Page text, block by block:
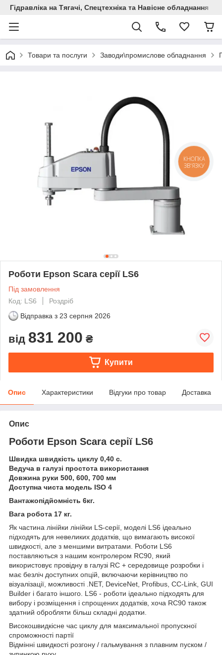
Гідравліка на Тягачі, Спецтехніка та Навісне обладнання
Товари та послуги Заводи\промислове обладнання
Роботи Epson Scara серії LS6
Під замовлення
Код: LS6
Роздріб
Відправка з 23 серпня 2026
від 831 200 ₴
Купити
Опис Характеристики Відгуки про товар Доставка
Опис
Роботи Epson Scara серії LS6
Швидка швидкість циклу 0,40 с.
Ведуча в галузі простота використання
Довжина руки 500, 600, 700 мм
Доступна чиста модель ISO 4
Вантажопідйомність 6кг.
Вага робота 17 кг.
Як частина лінійки лінійки LS-серії, моделі LS6 ідеально
підходять для невеликих додатків, що вимагають високої
швидкості, але з меншими витратами. Роботи LS6
поставляються з нашим контролером RC90, який
використовує провідну в галузі RC + середовище розробки і
має безліч доступних опцій, включаючи керівництво по
візуалізації, можливості .NET, DeviceNet, Profibus, CC-Link, GUI
Builder і багато іншого. LS6 - роботи ідеально підходять для
вибору і розміщення і спрощених додатків, хоча RC90 також
здатний обробляти більш складні додатки.
Високошвидкісне час циклу для максимальної пропускної
спроможності партії
Відмінні швидкості розгону / гальмування з плавним пуском /
КНОПКА
ЗВ'ЯЗКУ